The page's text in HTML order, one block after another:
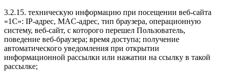
3.2.15. техническую информацию при посещении веб-сайта
«1С»: IP-адрес, MAC-адрес, тип браузера, операционную
систему, веб-сайт, с которого перешел Пользователь,
поведение веб-браузера; время доступа; получение
автоматического уведомления при открытии
информационной рассылки или нажатии на ссылку в такой
рассылке;